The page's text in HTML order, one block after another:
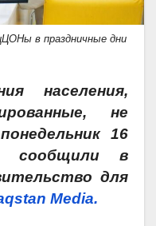
в праздничные дни
населения,
не
16
сообщили в
для
Media.